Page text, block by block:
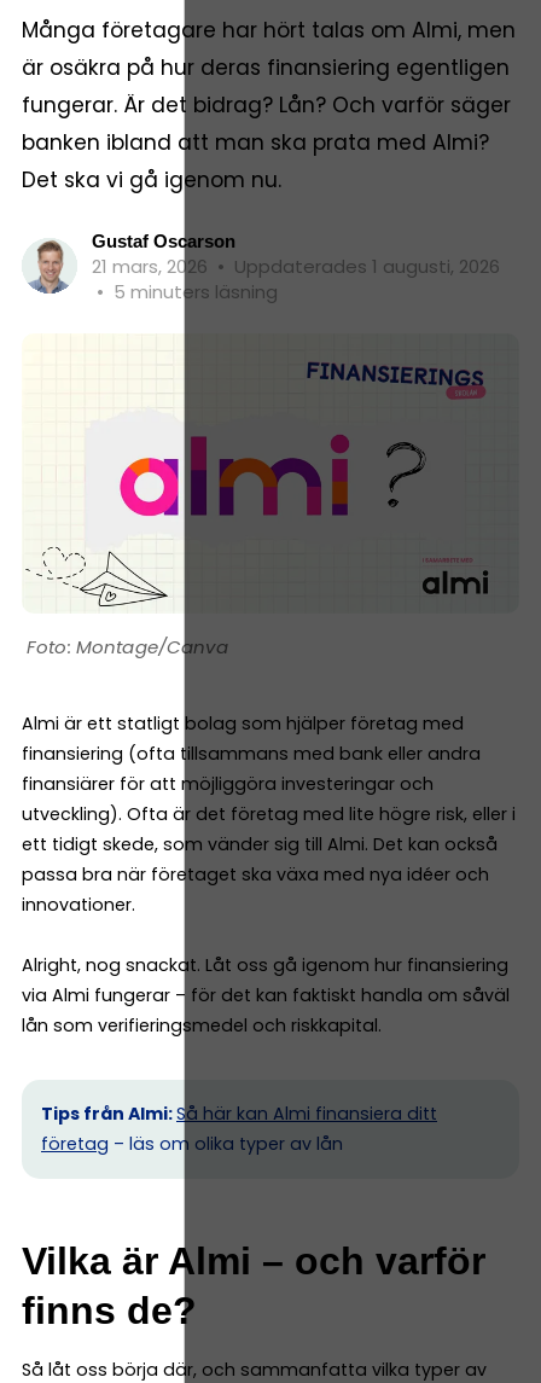
Många företagare har hört talas om Almi, men
är osäkra på hur deras finansiering egentligen
fungerar. Är det bidrag? Lån? Och varför säger
banken ibland att man ska prata med Almi?
Det ska vi gå igenom nu.
Gustaf Oscarson
21 mars, 2026 • Uppdaterades 1 augusti, 2026
• 5 minuters läsning
Montage/Canva
Almi är ett statligt bolag som hjälper företag med
finansiering (ofta tillsammans med bank eller andra
finansiärer för att möjliggöra investeringar och
utveckling). Ofta är det företag med lite högre risk, eller i
ett tidigt skede, som vänder sig till Almi. Det kan också
passa bra när företaget ska växa med nya idéer och
innovationer.
Alright, nog snackat. Låt oss gå igenom hur finansiering
via Almi fungerar – för det kan faktiskt handla om såväl
lån som verifieringsmedel och riskkapital.
Tips från Almi:Så här kan Almi finansiera ditt
företag – läs om olika typer av lån
Vilka är Almi – och varför
finns de?
Så låt oss börja där, och sammanfatta vilka typer av